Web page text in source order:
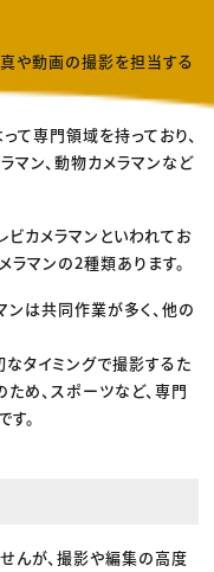
や動画の撮影を担当する
て専門領域を持っており、
マン、動物カメラマンなど
カメラマンといわれてお
ラマンの2種類あります。
ンは共同作業が多く、他の
タイミングで撮影するた
め、スポーツなど、専門
。
んが、撮影や編集の高度